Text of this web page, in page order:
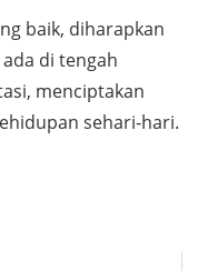
baik, diharapkan
di tengah
menciptakan
sehari-hari.